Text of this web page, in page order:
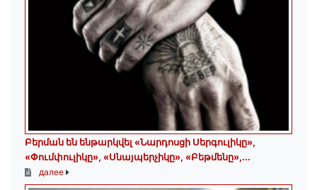
Բերման են ենթարկվել «Նարդոսցի Սերգուլիկը»,
«Փումփուլիկը», «Սնայպերչիկը», «Բեթմենը»,...
далее